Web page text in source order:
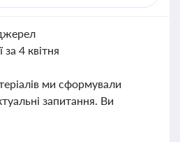
за 4 квітня
ми сформували
запитання. Ви